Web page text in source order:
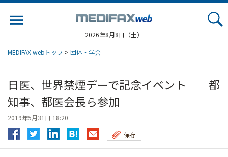
2026年8月8日（土）
MEDIFAX webトップ > 団体・学会
日医、世界禁煙デーで記念イベント 都
知事、都医会長ら参加
2019年5月31日 18:20
保存